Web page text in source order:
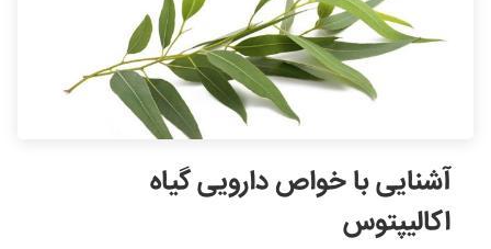
آشنایی با خواص دارویی گیاه
اکالیپتوس